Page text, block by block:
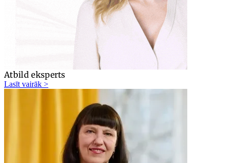
Atbild eksperts
Lasīt vairāk >